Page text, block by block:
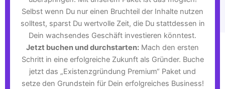
Selbst wenn Du nur einen Bruchteil der Inhalte nutzen
solltest, sparst Du wertvolle Zeit, die Du stattdessen in
Dein wachsendes Geschäft investieren könntest.
Jetzt buchen und durchstarten: Mach den ersten
Schritt in eine erfolgreiche Zukunft als Gründer. Buche
jetzt das „Existenzgründung Premium“ Paket und
setze den Grundstein für Dein erfolgreiches Business!